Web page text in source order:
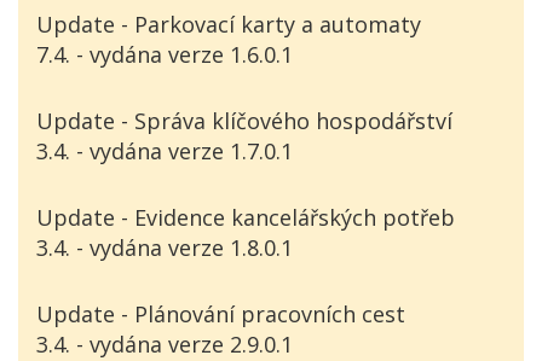
Update - Parkovací karty a automaty
7.4. - vydána verze 1.6.0.1
Update - Správa klíčového hospodářství
3.4. - vydána verze 1.7.0.1
Update - Evidence kancelářských potřeb
3.4. - vydána verze 1.8.0.1
Update - Plánování pracovních cest
3.4. - vydána verze 2.9.0.1